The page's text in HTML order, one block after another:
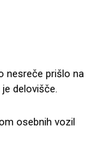
nesreče prišlo na
delovišče.
osebnih vozil